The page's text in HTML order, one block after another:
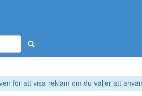
för att visa reklam om du väljer att